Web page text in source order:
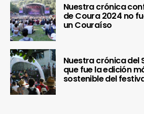
Nuestra crónica
de Coura 2024 no
un Couraíso
Nuestra crónica del
que fue la edición
sostenible del